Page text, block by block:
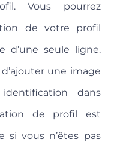
Vous pourrez
de votre profil
d’une seule ligne.
une image
dans
de profil est
si vous n’êtes pas